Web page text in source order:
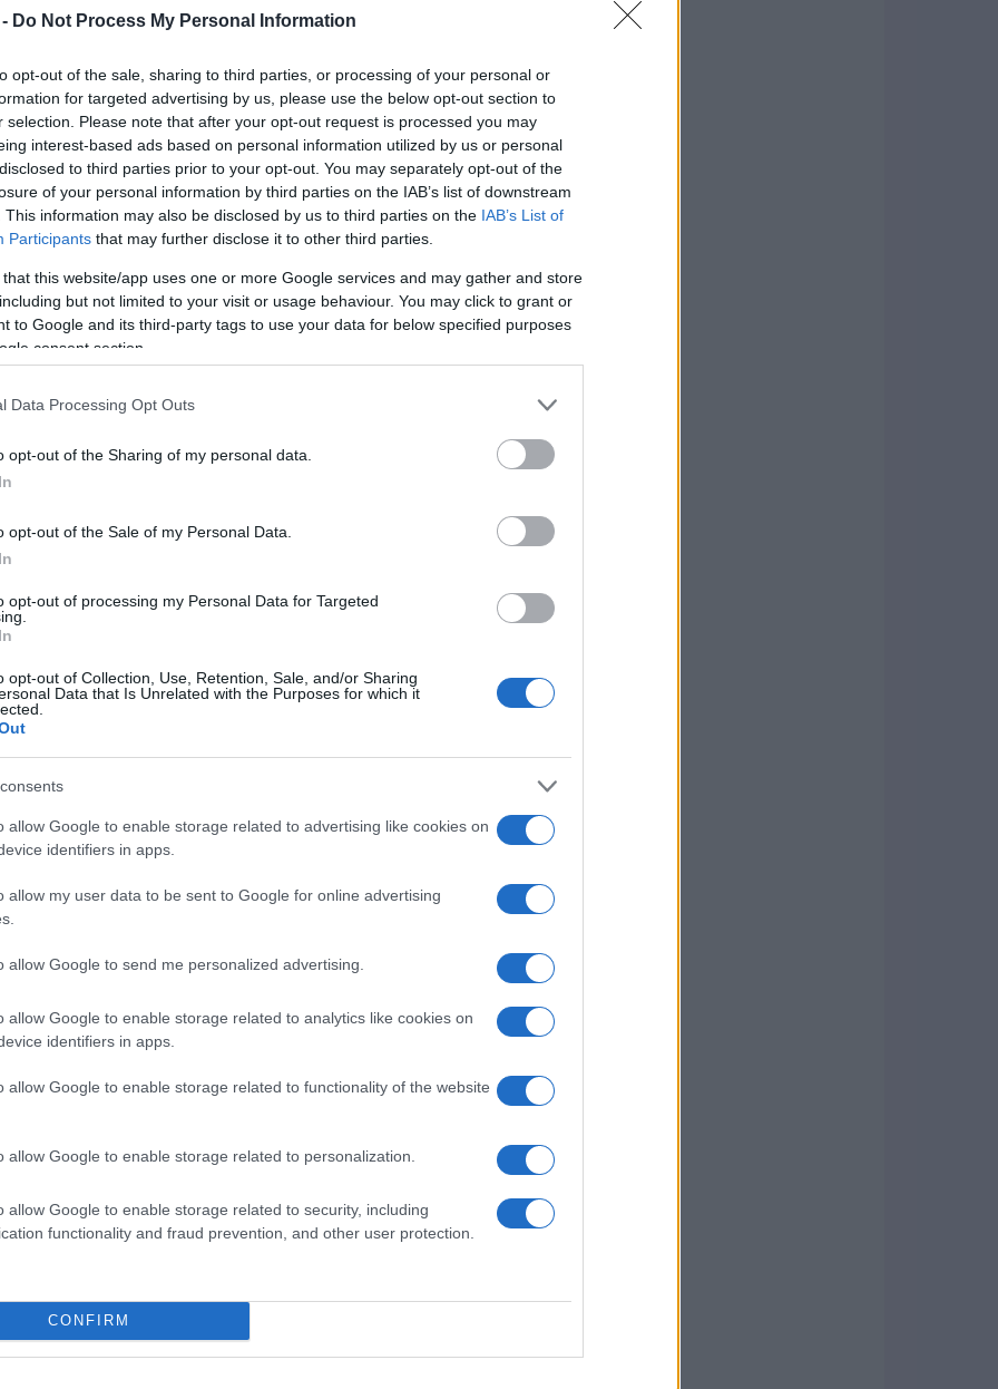
Do Not Process My Personal Information
opt-out of the sale, sharing to third parties, or processing of your personal or
for targeted advertising by us, please use the below opt-out section to
selection. Please note that after your opt-out request is processed you may
interest-based ads based on personal information utilized by us or personal
to third parties prior to your opt-out. You may separately opt-out of the
of your personal information by third parties on the IAB’s list of downstream
This information may also be disclosed by us to third parties on the IAB’s List of
Participants that may further disclose it to other third parties.
that this website/app uses one or more Google services and may gather and store
but not limited to your visit or usage behaviour. You may click to grant or
to Google and its third-party tags to use your data for below specified purposes
consent section.
Data Processing Opt Outs
opt-out of the Sharing of my personal data.
opt-out of the Sale of my Personal Data.
opt-out of processing my Personal Data for Targeted
opt-out of Collection, Use, Retention, Sale, and/or Sharing
Data that Is Unrelated with the Purposes for which it
allow Google to enable storage related to advertising like cookies on
identifiers in apps.
allow my user data to be sent to Google for online advertising
allow Google to send me personalized advertising.
allow Google to enable storage related to analytics like cookies on
identifiers in apps.
allow Google to enable storage related to functionality of the website
allow Google to enable storage related to personalization.
allow Google to enable storage related to security, including
functionality and fraud prevention, and other user protection.
CONFIRM
può influire sulla nostra salute cerebrale?
uno studio pubblicato su Jama Network
Medical Center di Chicago, fornisce
Questa particolare strategia alimentare
e della DASH (Dietary Approaches to Stop
Consiglia di consumare
pesce e pollame, limitando invece
sei mai chiesto come le tue scelte alimentari
i ricercatori hanno scoperto che chi
di sviluppare sclerosi ippocampale, una
e all’Alzheimer. Gli studiosi affermano che
di sclerosi dell’ippocampo e migliorare la
nostre scelte alimentari quotidiane possono
cervello. Non è sorprendente come un
possa influenzare il nostro futuro?
cognizione
dieta Mind, è fondamentale esplorare la
nel lobo temporale, l’ippocampo gioca un
della memoria episodica e
da Alzheimer, questa è una delle prime
e disorientamento. Hai mai pensato
a come possiamo proteggerla?